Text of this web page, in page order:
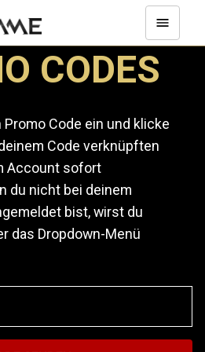
CODES
Code ein und klicke
Code verknüpften
Account sofort
du nicht bei deinem
bist, wirst du
das Dropdown-Menü